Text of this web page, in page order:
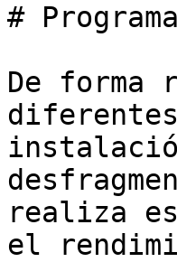
#
De forma
realiza
el